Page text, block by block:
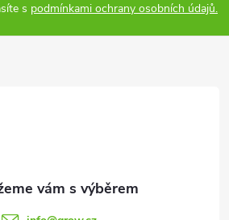
s podmínkami ochrany osobních údajů.